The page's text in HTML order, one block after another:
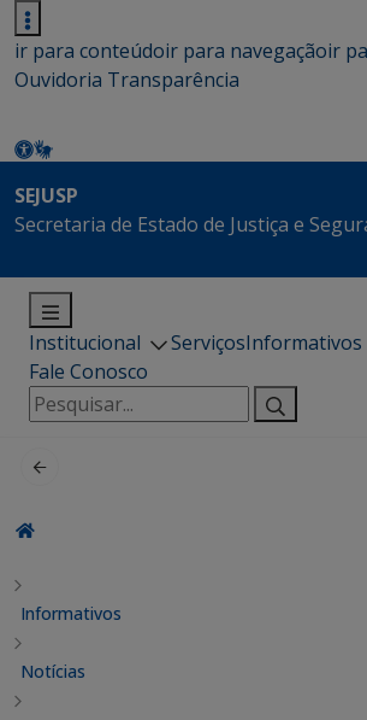
ir para conteúdoir para navegaçãoir
Ouvidoria Transparência
SEJUSP
Secretaria de Estado de Justiça e
Institucional ServiçosInformativos
Fale Conosco
Pesquisar
por:
Informativos
Notícias